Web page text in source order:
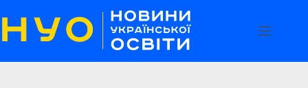
до
вмісту